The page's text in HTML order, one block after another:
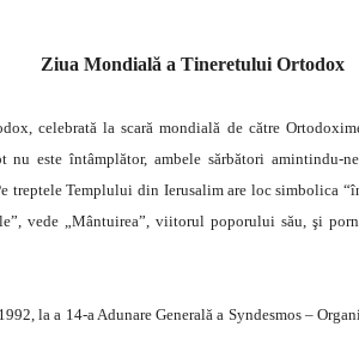
Ziua Mondială a Tineretului Ortodox
celebrată la scară mondială de către
nu este întâmplător, ambele sărbători amintindu-
treptele Templului din Ierusalim are loc simbolica
vede „Mântuirea”, viitorul poporului său, şi
la a 14-a Adunare Generală a Syndesmos –